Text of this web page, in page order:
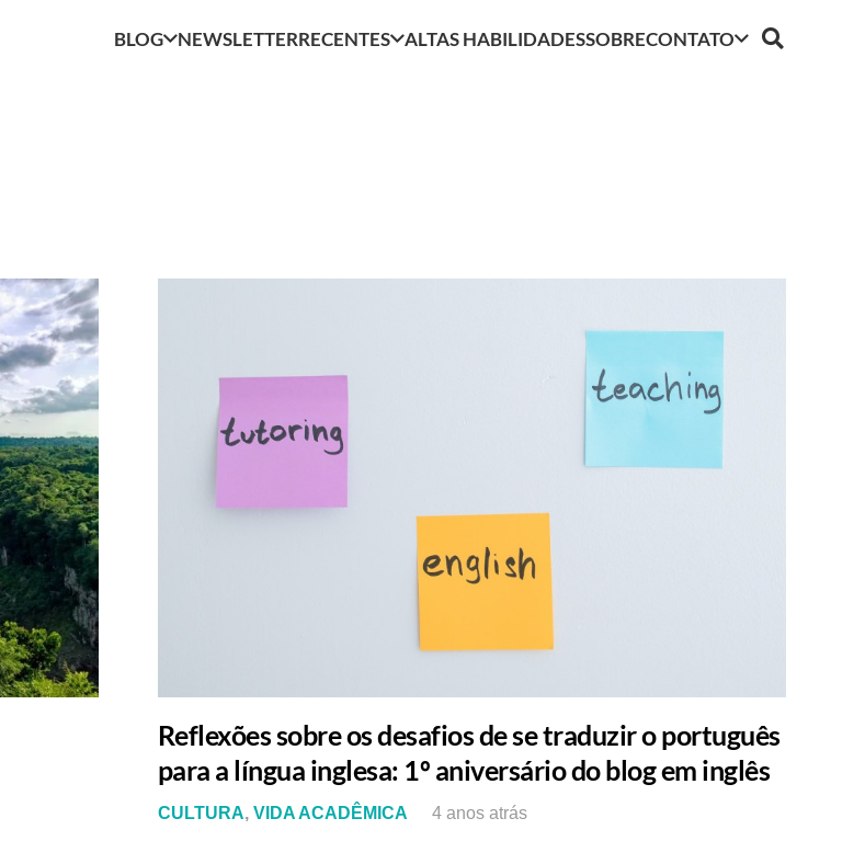
BLOG NEWSLETTERRECENTES ALTAS HABILIDADESSOBRECONTATO
Reflexões sobre os desafios de se traduzir o português
para a língua inglesa: 1º aniversário do blog em inglês
CULTURA, VIDA ACADÊMICA 4 anos atrás